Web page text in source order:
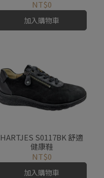
NT$0
加入購物車
HARTJES S0117BK 舒適
健康鞋
NT$0
加入購物車